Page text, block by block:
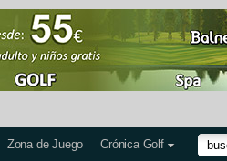
Zona de Juego Crónica Golf